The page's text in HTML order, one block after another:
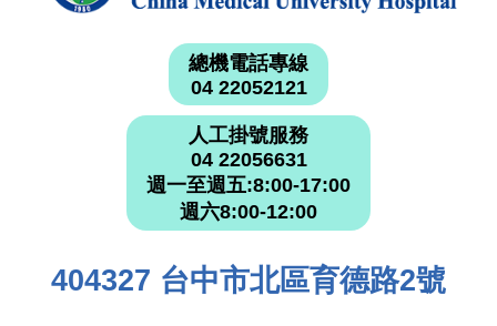
總機電話專線
04 22052121
人工掛號服務
04 22056631
週一至週五:8:00-17:00
週六8:00-12:00
404327 台中市北區育德路2號